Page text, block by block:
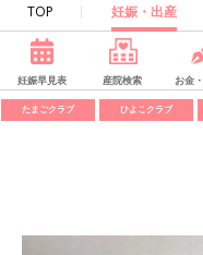
TOP 妊娠・出産
妊娠早見表 産院検索 お金
たまごクラブ ひよこクラブ